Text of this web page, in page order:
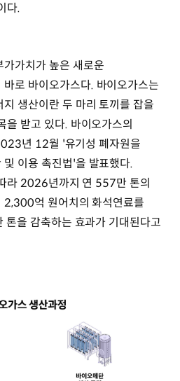
다.
가치가 높은 새로운
로 바이오가스다. 바이오가스는
생산이란 두 마리 토끼를 잡을
받고 있다. 바이오가스의
년 12월 '유기성 폐자원을
이용 촉진법'을 발표했다.
라 2026년까지 연 557만 톤의
2,300억 원어치의 화석연료를
을 감축하는 효과가 기대된다고